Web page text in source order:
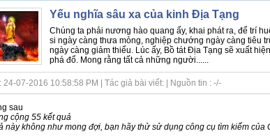
Yếu nghĩa sâu xa của kinh Địa Tạng
Chúng ta phải nương hào quang ấy, khai phát ra, để trí
si ngày càng thưa mỏng, nghiệp chướng ngày càng tiêu
ngày càng giảm thiểu. Lúc ấy, Bồ tát Địa Tạng sẽ xuất
phá đổ. Mong rằng tất cả những người......
07-2016 10:58:58 PM | Tác giả bài viết: | Nguồn tin : -/-
sau
cộng 55 kết quả
này không như mong đợi, bạn hãy thử sử dụng công cụ tìm kiếm của